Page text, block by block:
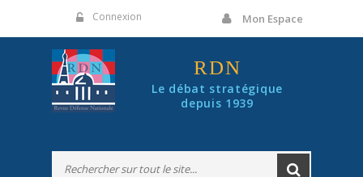
Connexion Mon Espace
RDN
Le débat stratégique
depuis 1939